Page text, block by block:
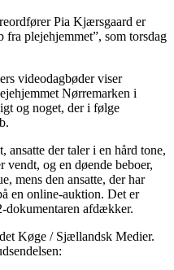
Pia Kjærsgaard er
fra plejehjemmet”, som torsdag
videodagbøder viser
Nørremarken i
og noget, der i følge
der taler i en hård tone,
vendt, og en døende beboer,
mens den ansatte, der har
en online-auktion. Det er
dokumentaren afdækker.
Køge / Sjællandsk Medier.